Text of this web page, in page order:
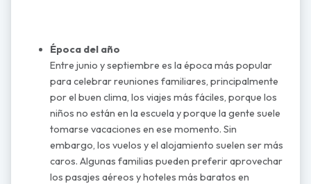
Época del año
Entre junio y septiembre es la época más popular
para celebrar reuniones familiares, principalmente
por el buen clima, los viajes más fáciles, porque los
niños no están en la escuela y porque la gente suele
tomarse vacaciones en ese momento. Sin
embargo, los vuelos y el alojamiento suelen ser más
caros. Algunas familias pueden preferir aprovechar
los pasajes aéreos y hoteles más baratos en